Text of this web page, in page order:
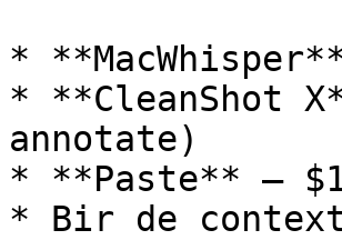
*
* **CleanShot
annotate)
* **Paste** —
* Bir de